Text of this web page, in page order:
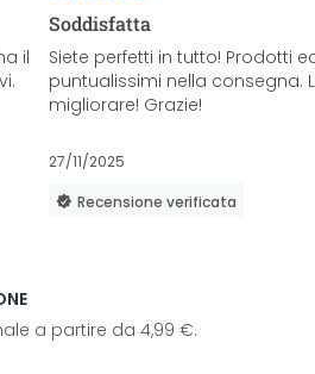
il
Soddisfatta
Siete perfetti in tutto! Prodotti
puntualissimi nella consegna.
migliorare! Grazie!
27/11/2025
Recensione verificata
a partire da 4,99 €.